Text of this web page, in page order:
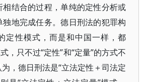
结合的过程，单纯的定性分析或
地完成任务。德日刑法的犯罪构
定性模式，而是和中国一样，都
，只不过“定性”和“定量”的方式不
，德日刑法是“立法定性＋司法定